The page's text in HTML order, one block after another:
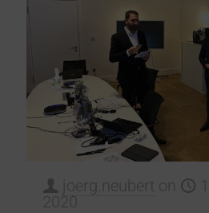
joerg.neubert on
2020